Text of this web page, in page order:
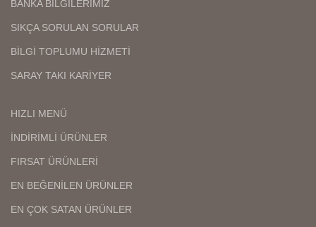
BANKA BİLGİLERİMİZ
SIKÇA SORULAN SORULAR
BİLGİ TOPLUMU HİZMETİ
SARAY TAKI KARİYER
HIZLI MENÜ
İNDİRİMLİ ÜRÜNLER
FIRSAT ÜRÜNLERİ
EN BEĞENİLEN ÜRÜNLER
EN ÇOK SATAN ÜRÜNLER